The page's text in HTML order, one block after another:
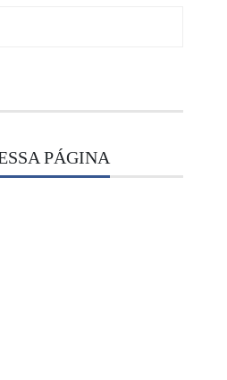
PÁGINA